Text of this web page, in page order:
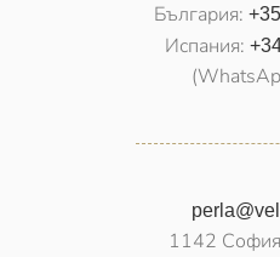
България:
Испания:
1142